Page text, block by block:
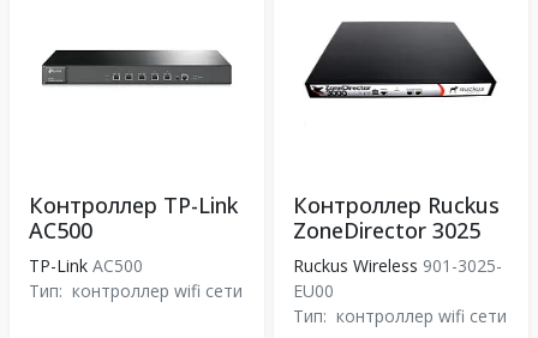
Контроллер TP-Link
AC500
TP-Link AC500
Тип: контроллер wifi сети
Контроллер Ruckus
ZoneDirector 3025
Ruckus Wireless 901-3025-
EU00
Тип: контроллер wifi сети